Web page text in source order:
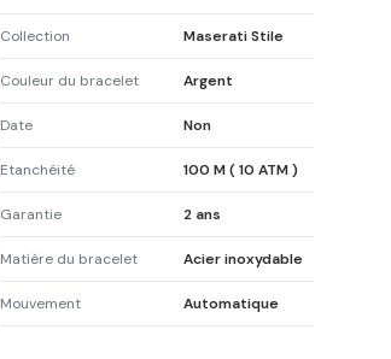
Collection Maserati Stile
Couleur du bracelet Argent
Date Non
Etanchéité 100 M ( 10 ATM )
Garantie 2 ans
Matière du bracelet Acier inoxydable
Mouvement Automatique